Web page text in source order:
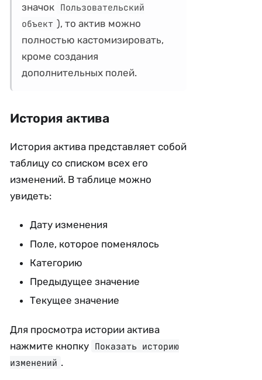
значок Пользовательский
объект ), то актив можно
полностью кастомизировать,
кроме создания
дополнительных полей.
История актива
История актива представляет собой
таблицу со списком всех его
изменений. В таблице можно
увидеть:
Дату изменения
Поле, которое поменялось
Категорию
Предыдущее значение
Текущее значение
Для просмотра истории актива
нажмите кнопку Показать историю
изменений .